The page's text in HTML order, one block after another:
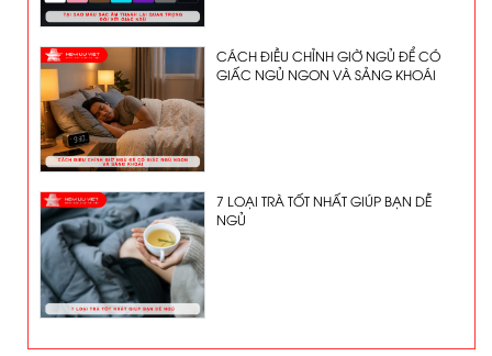
CÁCH ĐIỀU CHỈNH GIỜ NGỦ ĐỂ CÓ
GIẤC NGỦ NGON VÀ SẢNG KHOÁI
7 LOẠI TRÀ TỐT NHẤT GIÚP BẠN DỄ
NGỦ